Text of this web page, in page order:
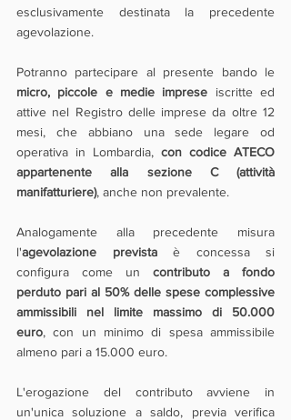
esclusivamente destinata la precedente
agevolazione.
micro, piccole e medie imprese iscritte ed
attive nel Registro delle imprese da oltre 12
mesi, che abbiano una sede legare od
operativa in Lombardia, con codice ATECO
appartenente alla sezione C (attività
manifatturiere), anche non prevalente.
Analogamente alla precedente misura
l'agevolazione prevista è concessa si
configura come un contributo a fondo
perduto pari al 50% delle spese complessive
ammissibili nel limite massimo di 50.000
euro, con un minimo di spesa ammissibile
almeno pari a 15.000 euro.
L'erogazione del contributo avviene in
un'unica soluzione a saldo, previa verifica